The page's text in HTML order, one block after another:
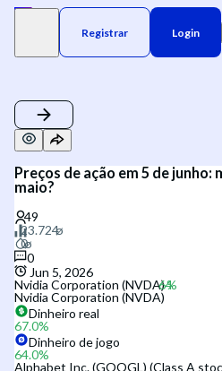
Registrar Login
Preços de ação em 5 de junho:
maio?
0
Jun 5, 2026
Nvidia Corporation (NVDA)
Nvidia Corporation (NVDA)
Dinheiro real
67.0%
Dinheiro de jogo
64.0%
Alphabet Inc. (GOOGL) (Class A